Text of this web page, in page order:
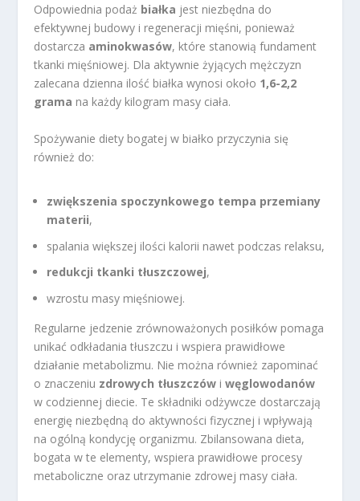
Odpowiednia podaż białka jest niezbędna do
efektywnej budowy i regeneracji mięśni, ponieważ
dostarcza aminokwasów, które stanowią fundament
tkanki mięśniowej. Dla aktywnie żyjących mężczyzn
zalecana dzienna ilość białka wynosi około 1,6-2,2
grama na każdy kilogram masy ciała.
Spożywanie diety bogatej w białko przyczynia się
również do:
zwiększenia spoczynkowego tempa przemiany
materii,
spalania większej ilości kalorii nawet podczas relaksu,
redukcji tkanki tłuszczowej,
wzrostu masy mięśniowej.
Regularne jedzenie zrównoważonych posiłków pomaga
unikać odkładania tłuszczu i wspiera prawidłowe
działanie metabolizmu. Nie można również zapominać
o znaczeniu zdrowych tłuszczów iwęglowodanów
w codziennej diecie. Te składniki odżywcze dostarczają
energię niezbędną do aktywności fizycznej i wpływają
na ogólną kondycję organizmu. Zbilansowana dieta,
bogata w te elementy, wspiera prawidłowe procesy
metaboliczne oraz utrzymanie zdrowej masy ciała.